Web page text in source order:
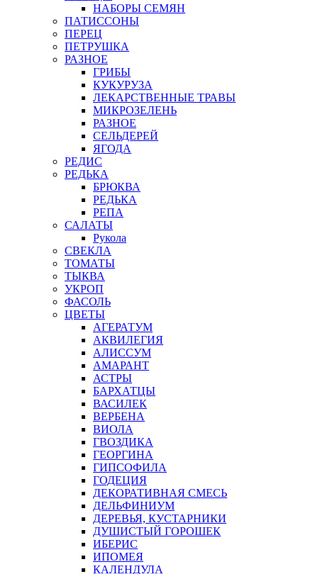
НАБОРЫ СЕМЯН
ПАТИССОНЫ
ПЕРЕЦ
ПЕТРУШКА
РАЗНОЕ
ГРИБЫ
КУКУРУЗА
ЛЕКАРСТВЕННЫЕ ТРАВЫ
МИКРОЗЕЛЕНЬ
РАЗНОЕ
СЕЛЬДЕРЕЙ
ЯГОДА
РЕДИС
РЕДЬКА
БРЮКВА
РЕДЬКА
РЕПА
САЛАТЫ
Рукола
СВЕКЛА
ТОМАТЫ
ТЫКВА
УКРОП
ФАСОЛЬ
ЦВЕТЫ
АГЕРАТУМ
АКВИЛЕГИЯ
АЛИССУМ
АМАРАНТ
АСТРЫ
БАРХАТЦЫ
ВАСИЛЕК
ВЕРБЕНА
ВИОЛА
ГВОЗДИКА
ГЕОРГИНА
ГИПСОФИЛА
ГОДЕЦИЯ
ДЕКОРАТИВНАЯ СМЕСЬ
ДЕЛЬФИНИУМ
ДЕРЕВЬЯ, КУСТАРНИКИ
ДУШИСТЫЙ ГОРОШЕК
ИБЕРИС
ИПОМЕЯ
КАЛЕНДУЛА